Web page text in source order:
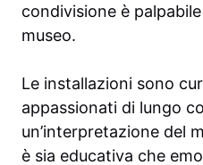
condivisione è
museo.
Le installazioni sono
appassionati di lungo
un’interpretazione del
è sia educativa che